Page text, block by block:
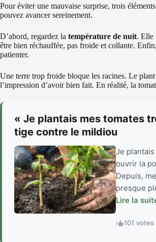
Pour éviter une mauvaise surprise, trois
pouvez avancer sereinement.
D’abord, regardez la température de nuit. Elle
être bien réchauffée, pas froide et collante.
patienter.
Une terre trop froide bloque les racines. Le
l’impression d’avoir bien fait. En réalité, la
« Je plantais mes tomates
tige contre le mildiou
Je
ouvrir la
Depuis,
presque
Lire la
101 votes ·